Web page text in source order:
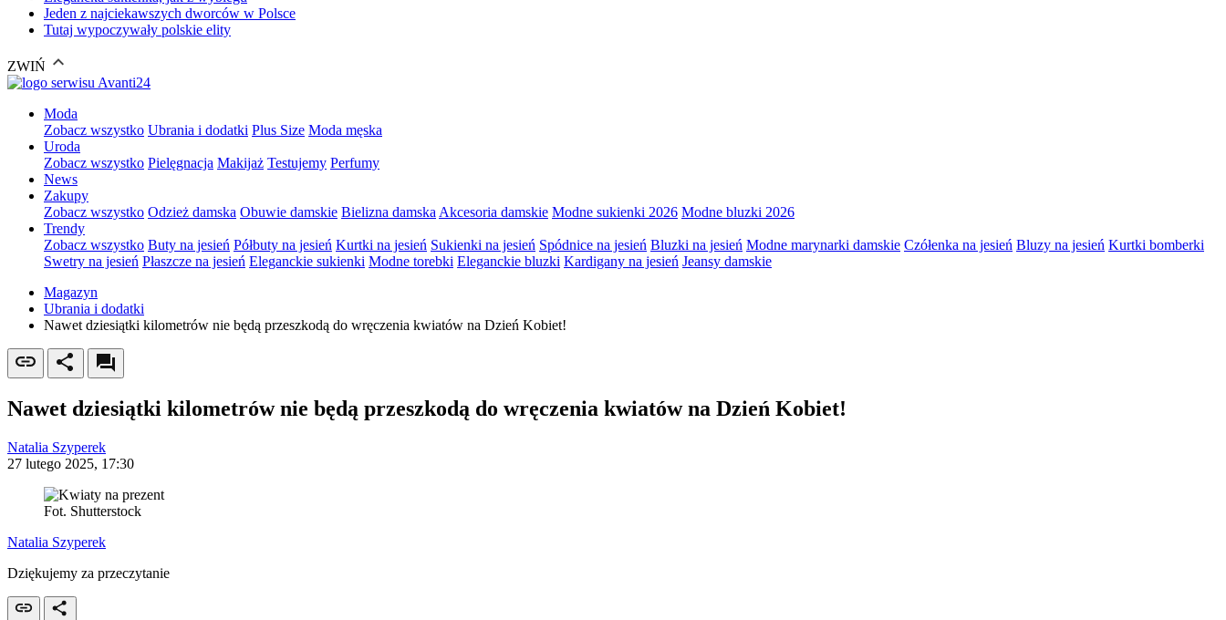
Jeden z najciekawszych dworców w Polsce
Tutaj wypoczywały polskie elity
ZWIŃ
Moda
Zobacz wszystko Ubrania i dodatki Plus Size Moda męska
Uroda
Zobacz wszystko Pielęgnacja Makijaż Testujemy Perfumy
News
Zakupy
Zobacz wszystko Odzież damska Obuwie damskie Bielizna damska Akcesoria damskie Modne sukienki 2026 Modne bluzki 2026
Trendy
Zobacz wszystko Buty na jesień Półbuty na jesień Kurtki na jesień Sukienki na jesień Spódnice na jesień Bluzki na jesień Modne marynarki damskie Czółenka na jesień Bluzy na jesień Kurtki bomberki
Swetry na jesień Płaszcze na jesień Eleganckie sukienki Modne torebki Eleganckie bluzki Kardigany na jesień Jeansy damskie
Magazyn
Ubrania i dodatki
Nawet dziesiątki kilometrów nie będą przeszkodą do wręczenia kwiatów na Dzień Kobiet!
Nawet dziesiątki kilometrów nie będą przeszkodą do wręczenia kwiatów na Dzień Kobiet!
Natalia Szyperek
27 lutego 2025, 17:30
Fot. Shutterstock
Natalia Szyperek
Dziękujemy za przeczytanie